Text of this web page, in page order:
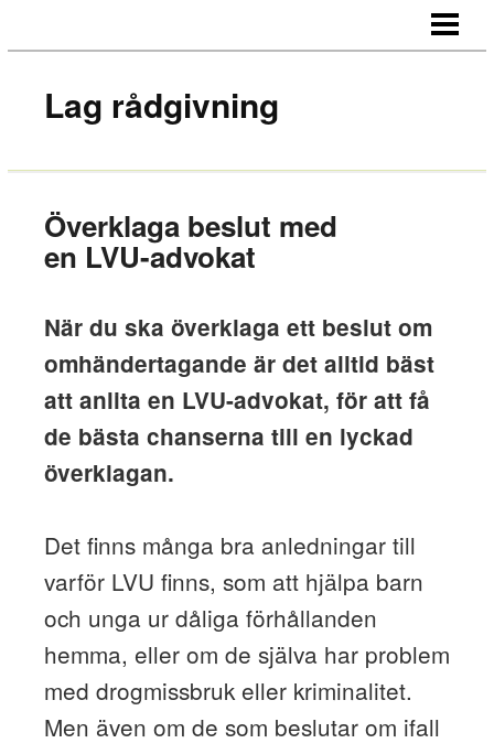
KONTAKT
Lag rådgivning
Överklaga beslut med
en LVU-advokat
När du ska överklaga ett beslut om
omhändertagande är det alltid bäst
att anlita en LVU-advokat, för att få
de bästa chanserna till en lyckad
överklagan.
Det finns många bra anledningar till
varför LVU finns, som att hjälpa barn
och unga ur dåliga förhållanden
hemma, eller om de själva har problem
med drogmissbruk eller kriminalitet.
Men även om de som beslutar om ifall